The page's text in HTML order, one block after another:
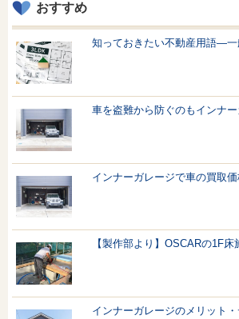
おすすめ
知っておきたい不動産用語—一
車を盗難から防ぐのもインナ
インナーガレージで車の買取
【製作部より】OSCARの1F床
インナーガレージのメリット